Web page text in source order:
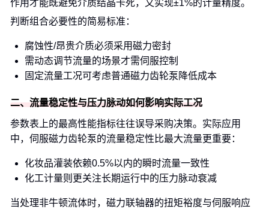
作用才能既避免介质结晶卡死，又实现±1%的计量精度。
判断组合必要性的简易标准：
腐蚀性/昂贵介质必须采用磁力密封
需动态调节流量的场景才需伺服控制
固定流量工况可考虑普通磁力齿轮泵降低成本
二、流量稳定性与压力脉动如何影响实际工况
参数表上的最高性能指标往往误导采购决策。实际应用
中，伺服磁力齿轮泵的流量稳定性比最大流量更重要：
化妆品灌装依赖0.5%以内的瞬时流量一致性
化工计量则更关注长期运行中的压力脉动衰减
当处理非牛顿流体时，磁力联轴器的扭矩裕度与伺服响应